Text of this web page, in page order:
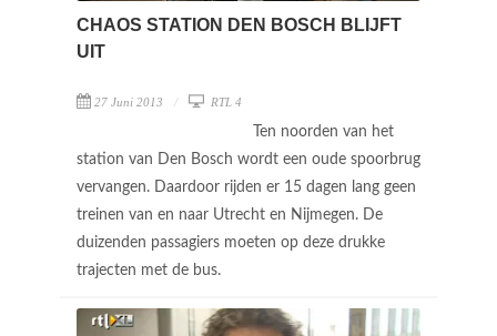
CHAOS STATION DEN BOSCH BLIJFT
UIT
27 Juni 2013 RTL 4
Ten noorden van het
station van Den Bosch wordt een oude spoorbrug
vervangen. Daardoor rijden er 15 dagen lang geen
treinen van en naar Utrecht en Nijmegen. De
duizenden passagiers moeten op deze drukke
trajecten met de bus.